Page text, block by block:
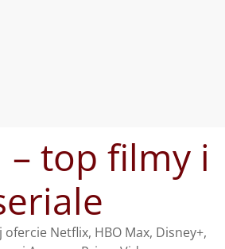
– top filmy i
Netflix, HBO Max, Disney+,